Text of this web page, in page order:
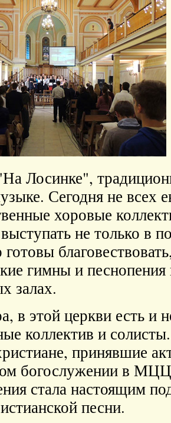
Лосинке",
Сегодня не всех
хоровые
не только в
гимны и
залах.
в этой церкви есть и
коллектив и
принявшие
богослужении в
стала настоящим
песни.